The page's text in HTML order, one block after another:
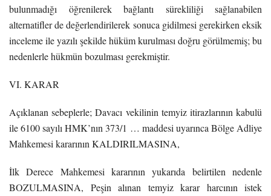
bulunmadığı öğrenilerek bağlantı sürekliliği sağlanabilen
alternatifler de değerlendirilerek sonuca gidilmesi gerekirken eksik
inceleme ile yazılı şekilde hüküm kurulması doğru görülmemiş; bu
nedenlerle hükmün bozulması gerekmiştir.
VI. KARAR
Açıklanan sebeplerle; Davacı vekilinin temyiz itirazlarının kabulü
ile 6100 sayılı HMK’nın 373/1 … maddesi uyarınca Bölge Adliye
Mahkemesi kararının KALDIRILMASINA,
İlk Derece Mahkemesi kararının yukarıda belirtilen nedenle
BOZULMASINA, Peşin alınan temyiz karar harcının istek